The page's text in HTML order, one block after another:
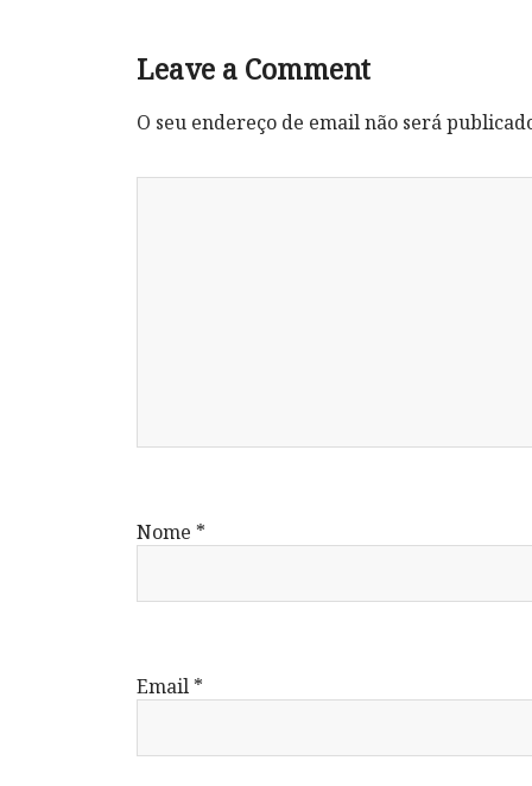
Leave a Comment
O seu endereço de email não será
Nome *
Email *